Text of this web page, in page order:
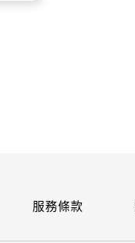
服務條款